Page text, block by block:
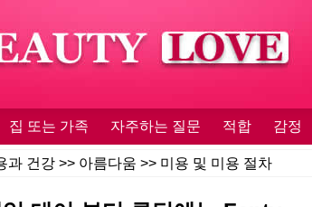
집 또는 가족 자주하는 질문 적합 감정
과 건강 >> 아름다움 >> 미용 및 미용 절차